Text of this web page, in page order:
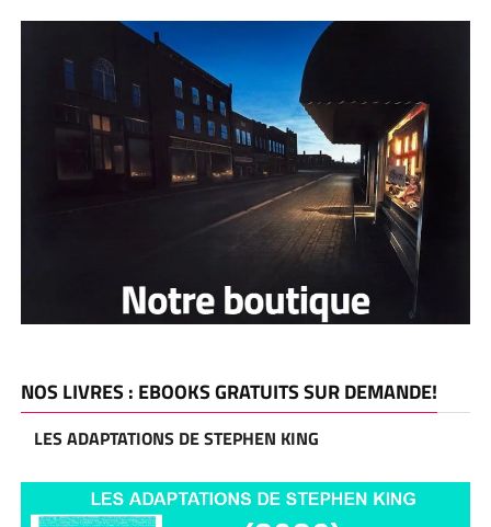
NOS LIVRES : EBOOKS GRATUITS SUR DEMANDE!
LES ADAPTATIONS DE STEPHEN KING